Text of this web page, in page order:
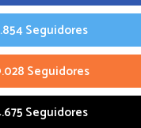
Seguidores
Seguidores
Seguidores